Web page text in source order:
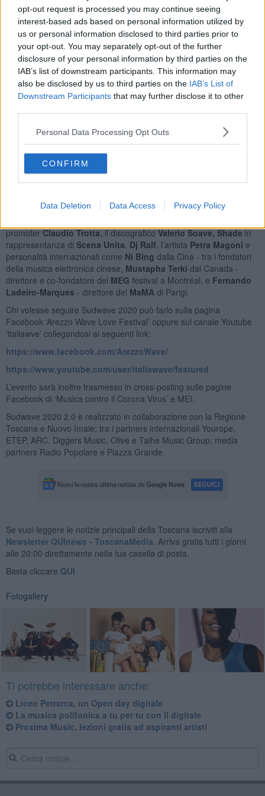
opt-out request is processed you may continue seeing
interest-based ads based on personal information utilized by
us or personal information disclosed to third parties prior to
your opt-out. You may separately opt-out of the further
disclosure of your personal information by third parties on the
IAB’s list of downstream participants. This information may
also be disclosed by us to third parties on the IAB’s List of
Downstream Participants that may further disclose it to other
Personal Data Processing Opt Outs
CONFIRM
Data Deletion Data Access Privacy Policy
quest’anno è dedicata alla figura di uno dei più grandi fonici del
nostro paese, oltre che caro amico di ArezzoWave,Paolo “Red”
Talamia lui sarà intitolata una borsa di studio per giovani fonici
italiani”.
La musica sarà, come sempre, la vera protagonista con showcase
di artisti emergenti e band già affermate. Sudwave 2020 - 2.0
offrirà l’occasione per presentare i nuovi talenti musicali italiani,
rappresentati dalle Best Band regionali vincitrici diArezzo Wave
Piqued Jackse il progetto solista Gold Mass
Scapigliatura.
Sul palco virtuale anche alcune tra le migliori proposte musicali del
Sud Europa, tra cui troviamo gli artisti scelti attraverso
programma europeo di scambio di talenti musicali di cui la
interverranno per riflettere sulla situazione del settore musicale in
promoterClaudio Trotta, il discograficoValerio Soave, Shadein
rappresentanza di Scena Unita Dj Ralf , l’artista Petra Magoni e
personalità internazionali come Ni Bing dalla Cina - tra i fondatori
della musica elettronica cinese, Mustapha Terki dal Canada -
direttore e co-fondatore del MEG festival a Montréal, e Fernando
Ladeiro-Marques - direttore del MaMA di Parigi.
Chi volesse seguire Sudwave 2020 può farlo sulla pagina
Facebook ‘Arezzo Wave Love Festival’ oppure sul canale Youtube
‘italiawve’ collegandosi ai seguenti link:
https://www.facebook.com/ArezzoWave/
https://www.youtube.com/user/italiawave/featured
L’evento sarà inoltre trasmesso in cross-posting sulle pagine
Facebook di ‘Musica contro il Corona Virus’ e MEI.
Sudwave 2020 2.0 è realizzato in collaborazione con la Regione
Toscana e Nuovo Imaie; tra i partners internazionali Yourope,
ETEP, ARC, Diggers Music, Olive e Taihe Music Group; media
partners Radio Popolare e Piazza Grande.
Se vuoi leggere le notizie principali della Toscana iscriviti alla
Newsletter QUInews - ToscanaMedia. Arriva gratis tutti i giorni
alle 20:00 direttamente nella tua casella di posta.
Basta cliccare QUI
Fotogallery
Ti potrebbe interessare anche:
Liceo Petrarca, un Open day digitale
La musica polifonica a tu per tu con il digitale
Proxima Music, lezioni gratis ad aspiranti artisti